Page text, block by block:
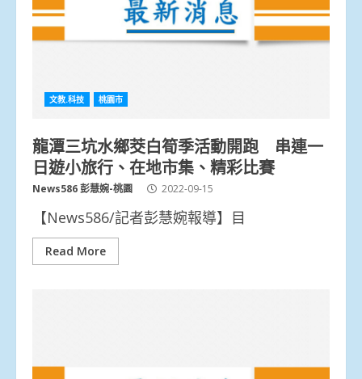
文教.科技 桃園市
龍潭三坑水鄉茭白筍季活動開跑 串連一
日遊小旅行、在地市集、精彩比賽
News586 彭慧婉-桃園 2022-09-15
【News586/記者彭慧婉報導】目
Read More